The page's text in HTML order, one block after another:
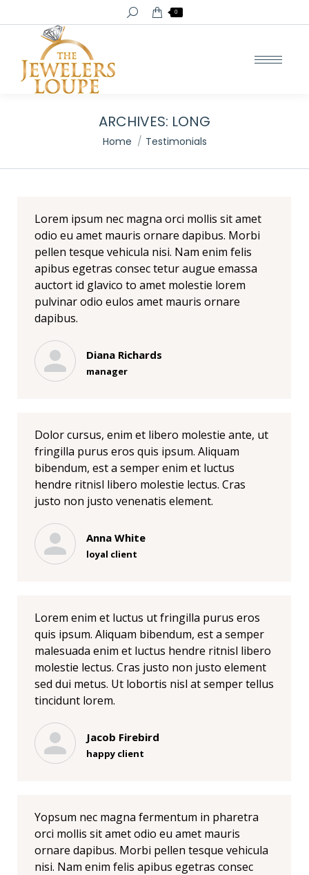
Search: 0
ARCHIVES: LONG
You are here:
Home Testimonials
Lorem ipsum nec magna orci mollis sit amet
odio eu amet mauris ornare dapibus. Morbi
pellen tesque vehicula nisi. Nam enim felis
apibus egetras consec tetur augue emassa
auctort id glavico to amet molestie lorem
pulvinar odio eulos amet mauris ornare
dapibus.
Diana Richards
manager
Dolor cursus, enim et libero molestie ante, ut
fringilla purus eros quis ipsum. Aliquam
bibendum, est a semper enim et luctus
hendre ritnisl libero molestie lectus. Cras
justo non justo venenatis element.
Anna White
loyal client
Lorem enim et luctus ut fringilla purus eros
quis ipsum. Aliquam bibendum, est a semper
malesuada enim et luctus hendre ritnisl libero
molestie lectus. Cras justo non justo element
sed dui metus. Ut lobortis nisl at semper tellus
tincidunt lorem.
Jacob Firebird
happy client
Yopsum nec magna fermentum in pharetra
orci mollis sit amet odio eu amet mauris
ornare dapibus. Morbi pellen tesque vehicula
nisi. Nam enim felis apibus egetras consec